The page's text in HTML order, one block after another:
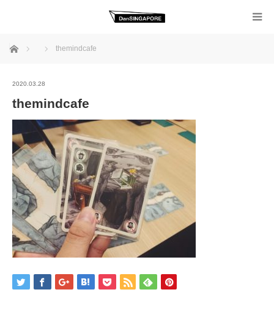
ホーム themindcafe
2020.03.28
themindcafe